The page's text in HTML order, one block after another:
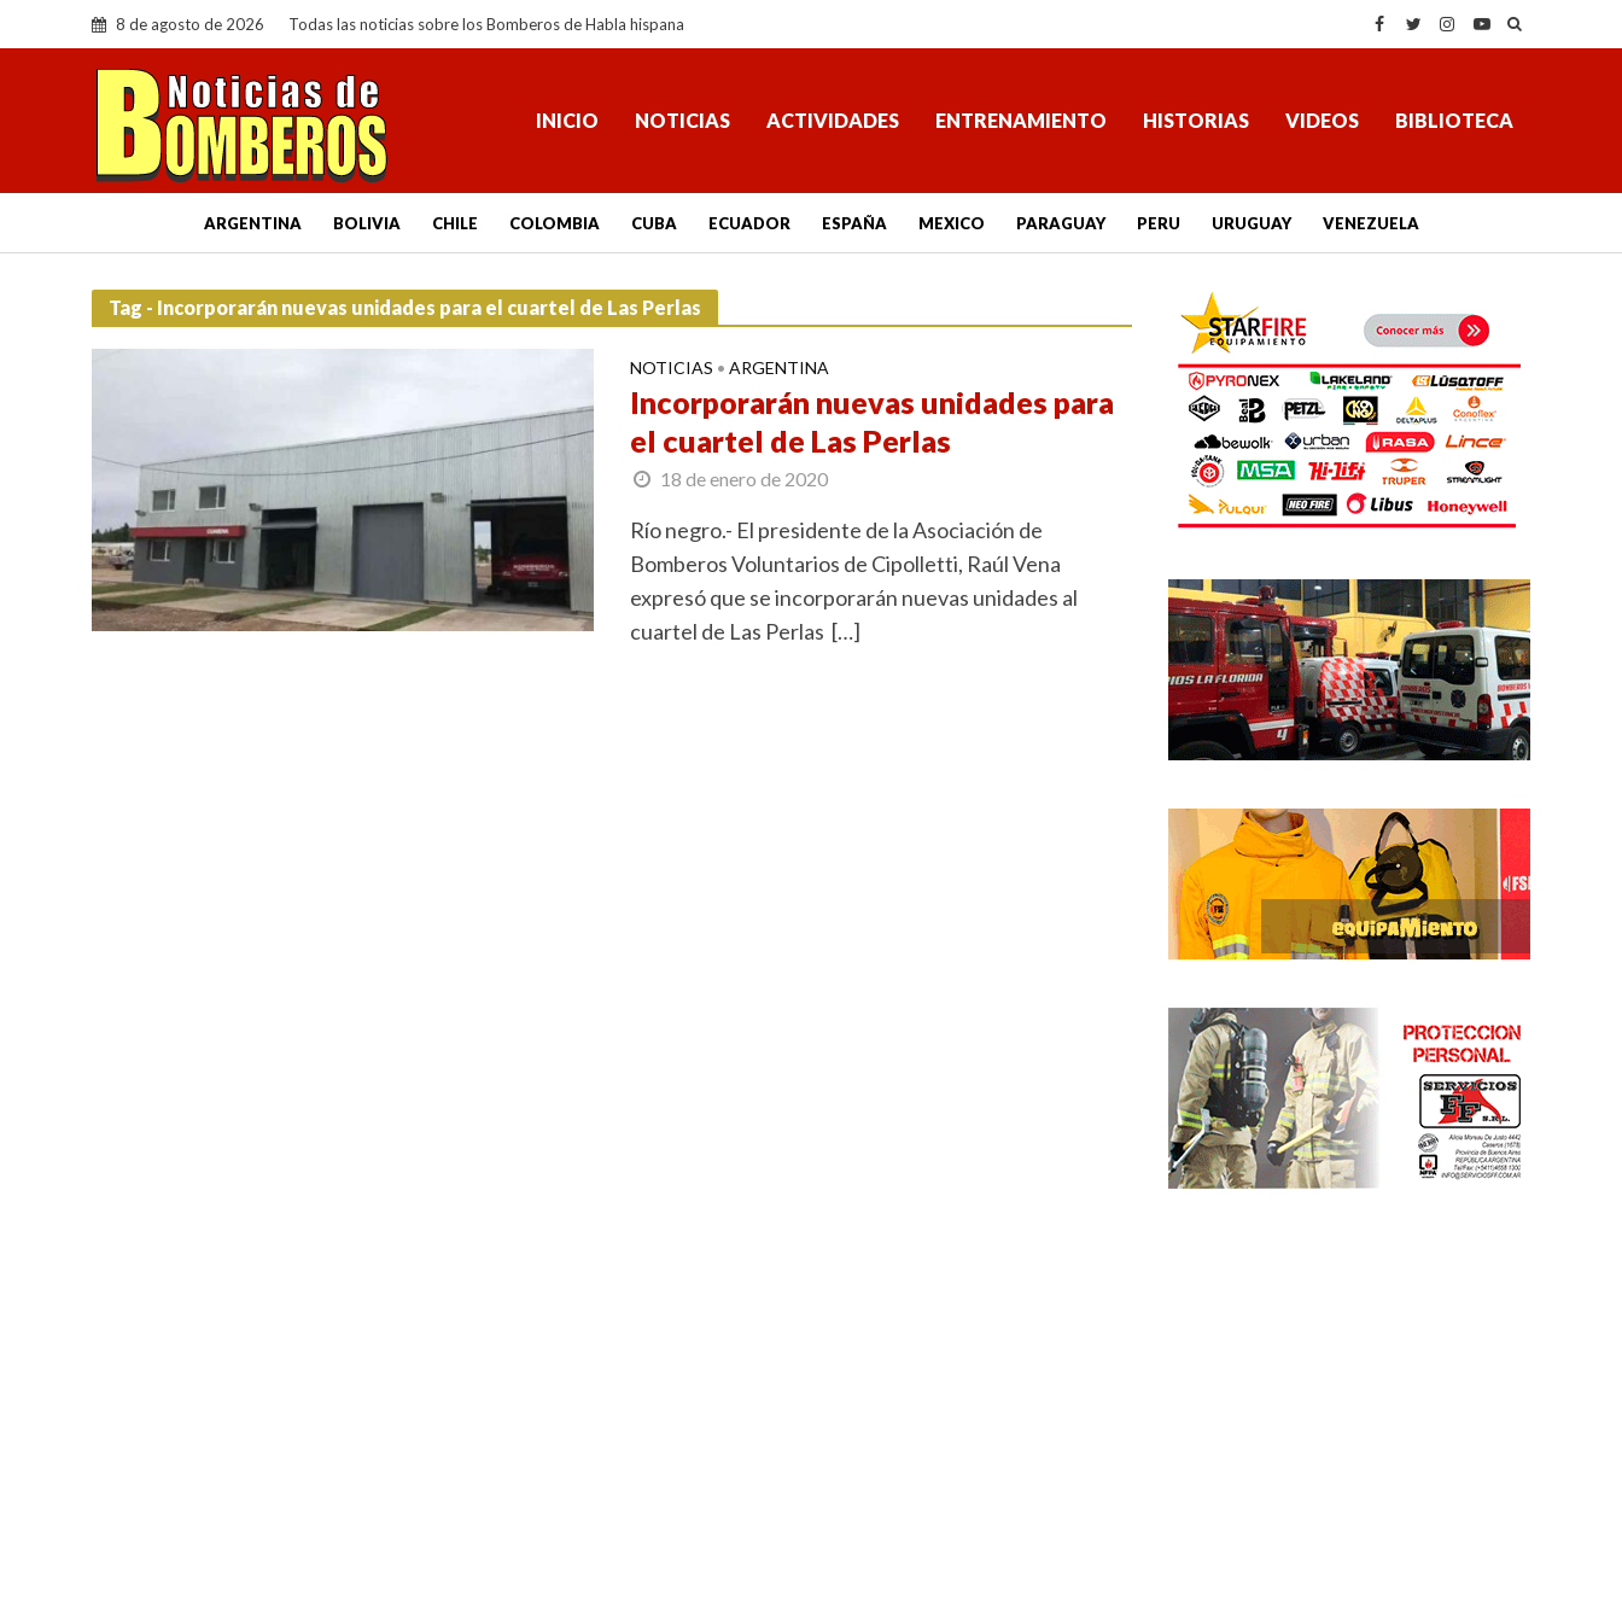
8 de agosto de 2026 Todas las noticias sobre los Bomberos de Habla hispana
INICIO NOTICIAS ACTIVIDADES ENTRENAMIENTO HISTORIAS VIDEOS BIBLIOTECA
ARGENTINA BOLIVIA CHILE COLOMBIA CUBA ECUADOR ESPAÑA MEXICO PARAGUAY PERU URUGUAY VENEZUELA
Tag - Incorporarán nuevas unidades para el cuartel de Las Perlas
NOTICIAS • ARGENTINA
Incorporarán nuevas unidades para
el cuartel de Las Perlas
18 de enero de 2020
Río negro.- El presidente de la Asociación de
Bomberos Voluntarios de Cipolletti, Raúl Vena
expresó que se incorporarán nuevas unidades al
cuartel de Las Perlas […]